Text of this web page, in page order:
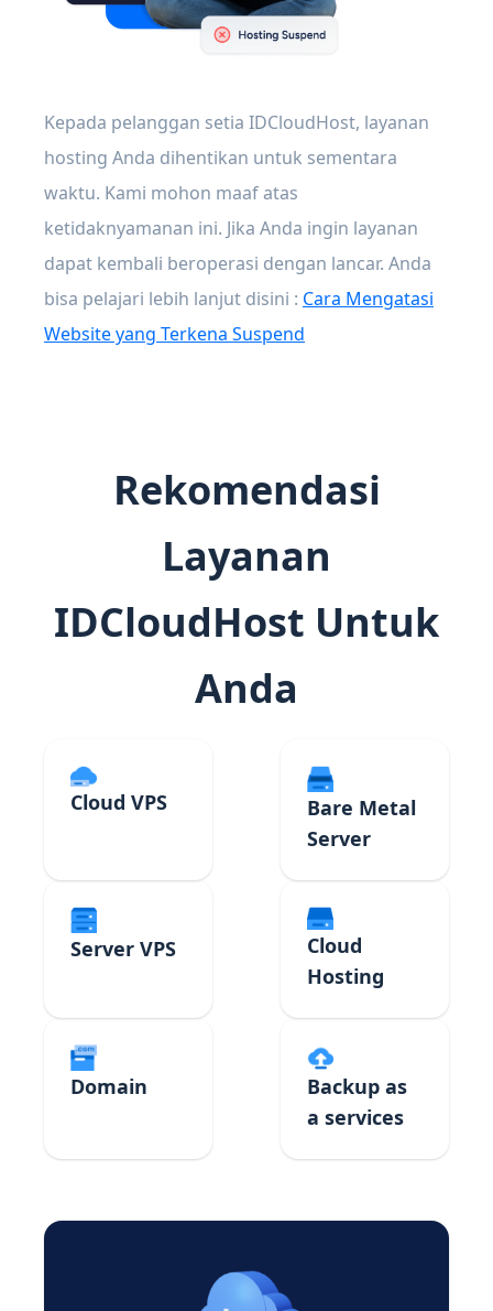
Kepada pelanggan setia IDCloudHost, layanan
hosting Anda dihentikan untuk sementara
waktu. Kami mohon maaf atas
ketidaknyamanan ini. Jika Anda ingin layanan
dapat kembali beroperasi dengan lancar. Anda
bisa pelajari lebih lanjut disini : Cara Mengatasi
Website yang Terkena Suspend
Rekomendasi
Layanan
IDCloudHost Untuk
Anda
Cloud VPS
Bare Metal
Server
Server VPS
Cloud
Hosting
Domain
Backup as
a services